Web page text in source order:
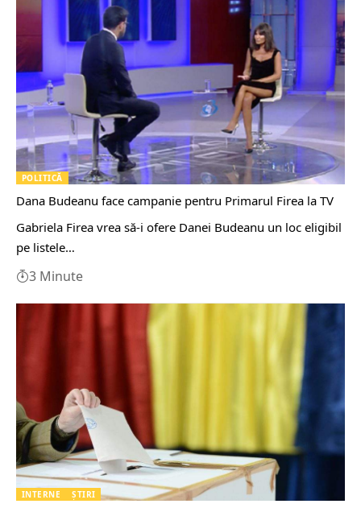
POLITICĂ
Dana Budeanu face campanie pentru Primarul Firea la TV
Gabriela Firea vrea să-i ofere Danei Budeanu un loc eligibil
pe listele…
3 Minute
INTERNE ȘTIRI